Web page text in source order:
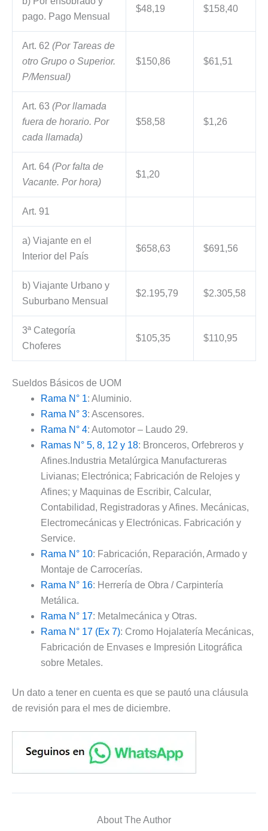
pago. Pago Mensual
$48,19 $158,40
Art. 62 (Por Tareas de
otro Grupo o Superior.
P/Mensual)
$150,86 $61,51
Art. 63 (Por llamada
fuera de horario. Por
cada llamada)
$58,58 $1,26
Art. 64 (Por falta de
Vacante. Por hora)
$1,20
Art. 91
a) Viajante en el
Interior del País
$658,63 $691,56
b) Viajante Urbano y
Suburbano Mensual
$2.195,79 $2.305,58
3ª Categoría
Choferes
$105,35 $110,95
Sueldos Básicos de UOM
Rama N° 1: Aluminio.
Rama N° 3: Ascensores.
Rama N° 4: Automotor – Laudo 29.
Ramas N° 5, 8, 12 y 18: Bronceros, Orfebreros y
Afines.Industria Metalúrgica Manufactureras
Livianas; Electrónica; Fabricación de Relojes y
Afines; y Maquinas de Escribir, Calcular,
Contabilidad, Registradoras y Afines. Mecánicas,
Electromecánicas y Electrónicas. Fabricación y
Service.
Rama N° 10: Fabricación, Reparación, Armado y
Montaje de Carrocerías.
Rama N° 16: Herrería de Obra / Carpintería
Metálica.
Rama N° 17: Metalmecánica y Otras.
Rama N° 17 (Ex 7): Cromo Hojalatería Mecánicas,
Fabricación de Envases e Impresión Litográfica
sobre Metales.
Un dato a tener en cuenta es que se pautó una cláusula
de revisión para el mes de diciembre.
About The Author